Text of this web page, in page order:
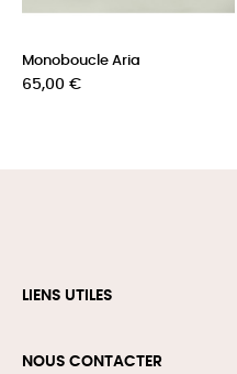
Monoboucle Aria
Prix
65,00 €
LIENS UTILES
NOUS CONTACTER